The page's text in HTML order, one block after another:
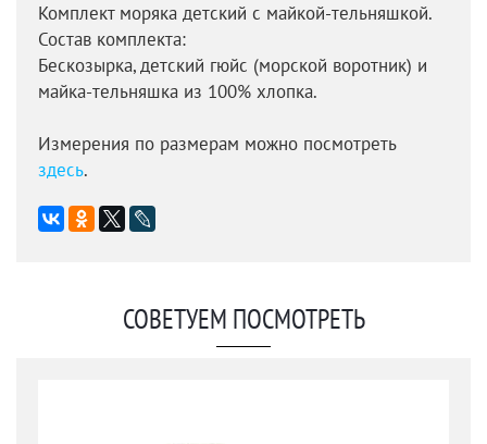
Комплект моряка детский с майкой-тельняшкой.
Состав комплекта:
Бескозырка, детский гюйс (морской воротник) и
майка-тельняшка из 100% хлопка.
Измерения по размерам можно посмотреть
здесь.
СОВЕТУЕМ ПОСМОТРЕТЬ